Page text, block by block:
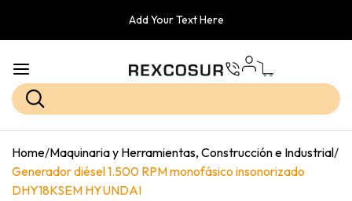
Add Your Text Here
Home/Maquinaria y Herramientas, Construcción e Industrial/
Generador diésel 1.500 RPM monofásico insonorizado
DHY18KSEM HYUNDAI